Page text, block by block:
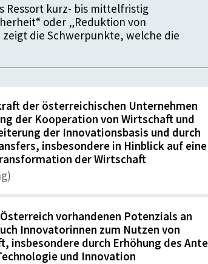
Ressort kurz- bis mittelfristig
oder „Reduktion von
zeigt die Schwerpunkte, welche die
der österreichischen Unternehmen
der Kooperation von Wirtschaft und
der Innovationsbasis und durch
insbesondere in Hinblick auf eine
der Wirtschaft
vorhandenen Potenzials an
Innovatorinnen zum Nutzen von
insbesondere durch Erhöhung des
und Innovation